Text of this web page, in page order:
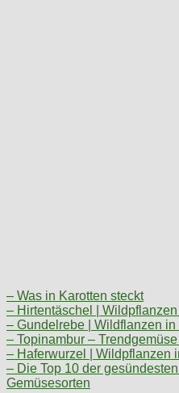
– Was in Karotten steckt
– Hirtentäschel |
– Gundelrebe | Wildflanzen in
– Topinambur –
– Haferwurzel | Wildpflanzen
– Die Top 10 der
Gemüsesorten